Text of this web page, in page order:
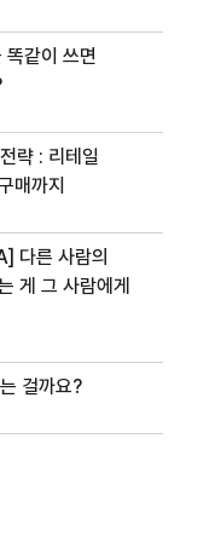
똑같이 쓰면
략 : 리테일
매까지
다른 사람의
게 그 사람에게
걸까요?